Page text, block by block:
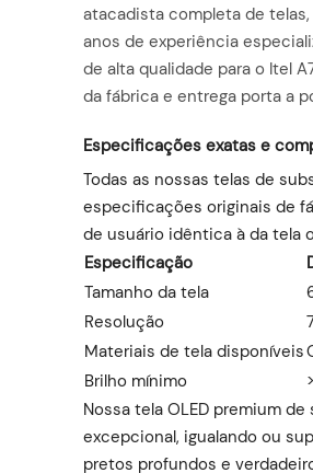
atacadista completa de
anos de experiência
de alta qualidade para o Itel
da fábrica e entrega porta a
Especificações exatas e
Todas as nossas telas de
especificações originais de
de usuário idêntica à da tela
Especificação
Tamanho da tela
Resolução
Materiais de tela disponíveis
Brilho mínimo
Nossa tela OLED premium
excepcional, igualando ou
pretos profundos e